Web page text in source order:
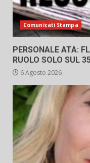
Comunicati Stampa
PERSONALE ATA:
RUOLO SOLO SUL
6 Agosto 2026